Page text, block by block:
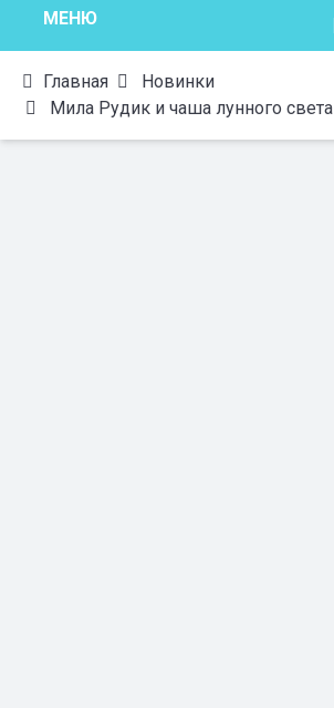
МЕНЮ
Главная
Новинки
Мила Рудик и чаша лунного света